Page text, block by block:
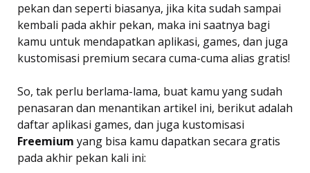
pekan dan seperti biasanya, jika kita sudah sampai
kembali pada akhir pekan, maka ini saatnya bagi
kamu untuk mendapatkan aplikasi, games, dan juga
kustomisasi premium secara cuma-cuma alias gratis!
So, tak perlu berlama-lama, buat kamu yang sudah
penasaran dan menantikan artikel ini, berikut adalah
daftar aplikasi games, dan juga kustomisasi
Freemium  yang bisa kamu dapatkan secara gratis
pada akhir pekan kali ini: